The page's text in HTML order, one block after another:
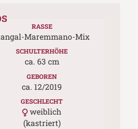
RASSE
Maremmano-Mix
SCHULTERHÖHE
ca. 63 cm
GEBOREN
ca. 12/2019
GESCHLECHT
weiblich
(kastriert)